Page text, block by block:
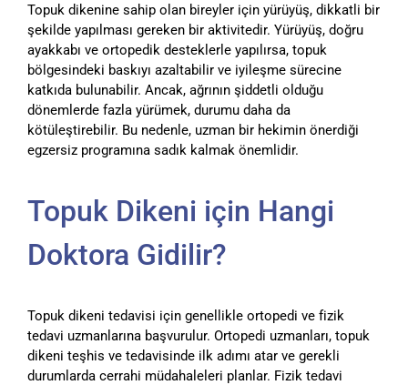
Topuk dikenine sahip olan bireyler için yürüyüş, dikkatli bir
şekilde yapılması gereken bir aktivitedir. Yürüyüş, doğru
ayakkabı ve ortopedik desteklerle yapılırsa, topuk
bölgesindeki baskıyı azaltabilir ve iyileşme sürecine
katkıda bulunabilir. Ancak, ağrının şiddetli olduğu
dönemlerde fazla yürümek, durumu daha da
kötüleştirebilir. Bu nedenle, uzman bir hekimin önerdiği
egzersiz programına sadık kalmak önemlidir.
Topuk Dikeni için Hangi
Doktora Gidilir?
Topuk dikeni tedavisi için genellikle ortopedi ve fizik
tedavi uzmanlarına başvurulur. Ortopedi uzmanları, topuk
dikeni teşhis ve tedavisinde ilk adımı atar ve gerekli
durumlarda cerrahi müdahaleleri planlar. Fizik tedavi